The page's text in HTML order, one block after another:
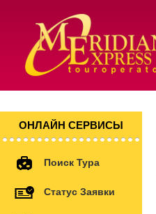
ОНЛАЙН СЕРВИСЫ
Поиск Тура
Статус Заявки